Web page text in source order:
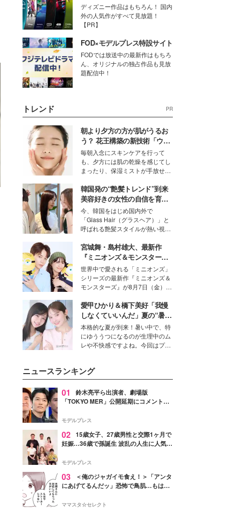
ディズニー作品はもちろん！ 国内
外の人気作がすべて見放題！
【PR】
FOD×モデルプレス特設サイト
FODでは放送中の最新作はもちろ
ん、オリジナルの独占作品も見放
題配信中！
トレンド PR
朝より夕方の方が肌がうるお
う？ 花王構築の新技術「ウォ
ーターキャプチャリングスキ
ン（捕水肌）」がスキンケア
の常識を変える予感
毎朝入念にスキンケアを行って
も、夕方には肌の乾燥を感じてし
まったり、保湿ミストが手放せな
な美容の常識を大きく変える可能
性を秘めた、革新的な「Water
Capturing Skin（ウォーターキャ
プチャリングスキン：捕水肌）」
技術を、花王が構築した。
韓国発の“艶髪トレンド”到来
美容好きの女性の自信を育む
「ヘアケア事情」って？
今、韓国をはじめ国内外で
「Glass Hair（グラスヘア）」と
呼ばれる艶髪スタイルが熱い視線
ションの完成度を高めるベースと
して、“髪そのものの美しさ”に改
めて注目する人が増えている様
子。今回は、そんな憧れの艶やか
な髪を日常で叶える、美容好きの
女性たちのヘアケア事情を紹介し
ます。
宮城舞・島村雄大、最新作
『ミニオンズ＆モンスター
ズ』の魅力熱弁 ハチャメチャ
だけじゃない“友情と絆”に感
動
世界中で愛される「ミニオンズ」
シリーズの最新作『ミニオンズ＆
モンスターズ』が8月7日（金）に
ニオン好き”という共通点を持つモ
デルの宮城舞と島村雄大の特別対
談をお届け！それぞれの視点か
ら、今作ならではの魅力や予想外
の感動をもたらす奥深いストーリ
ーについて熱く語り合ってもらっ
愛甲ひかり＆橋下美好「我慢
しなくていいんだ」夏の“暑さ
対策”の新しい選択肢とは？
本格的な夏が到来！暑い中で、特
にゆううつになるのが生理中のム
レや不快感ですよね。今回はプラ
好さんを迎えて本音で女子会トー
ク。猛暑のお出かけを快適に過ご
すヒントや、2人が感動した夏の
生理の新常識にも迫りました。
ニュースランキング
01
鈴木亮平ら出演者、劇場版
「TOKYO MER」公開延期にコメント
最大の敬意とエールを」
モデルプレス
02 15歳女子、27歳男性と交際1ヶ月で
妊娠…36歳で孫誕生 波乱の人生に人気タ
よ！」
モデルプレス
03
＜俺のジャガイモ食え！＞「アンタ
にあげてるんだッ」恐怖で鳥肌…もはや
ママスタ☆セレクト